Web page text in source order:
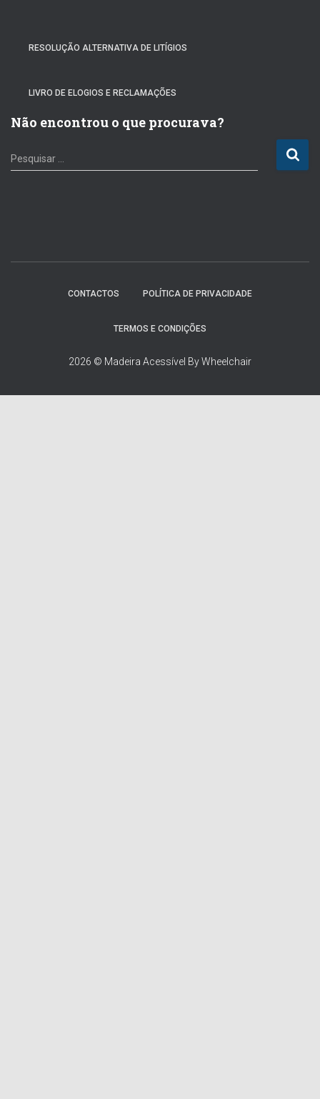
RESOLUÇÃO ALTERNATIVA DE LITÍGIOS
LIVRO DE ELOGIOS E RECLAMAÇÕES
Não encontrou o que procurava?
P
e
a
Pesquisar …
CONTACTOS POLÍTICA DE PRIVACIDADE
TERMOS E CONDIÇÕES
2026 © Madeira Acessível By Wheelchair